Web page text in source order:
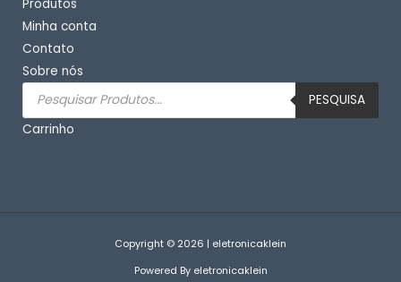
Produtos
Minha conta
Contato
Sobre nós
Pesquisar
produtos
PESQUISA
Carrinho
Copyright © 2026 | eletronicaklein
Powered By eletronicaklein